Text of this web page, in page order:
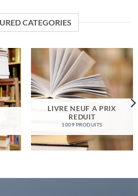
CATEGORIES
LIVRE NEUF A PRIX
REDUIT
1009 PRODUITS